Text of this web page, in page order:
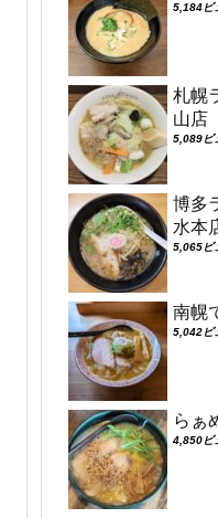
5,184ビ
札幌
山店
5,089ビ
博多
水本
5,065ビ
南幌
5,042ビ
らぁ
4,850ビ